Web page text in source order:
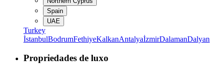
Spain
UAE
Turkey
İstanbulBodrumFethiyeKalkanAntalyaİzmirDalamanDalyan
Propriedades de luxo